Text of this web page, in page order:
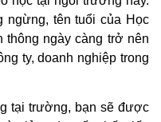
ngừng, tên tuổi của Học
ngày càng trở nên
ty, doanh nghiệp trong
tại trường, bạn sẽ được